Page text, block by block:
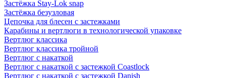
Застёжка Stay-Lok snap
Застёжка безузловая
Цепочка для блесен с застежками
Карабины и вертлюги в технологической упаковке
Вертлюг классика
Вертлюг классика тройной
Вертлюг с накаткой
Вертлюг с накаткой с застежкой Coastlock
Вертлюг с накаткой с застежкой Danish